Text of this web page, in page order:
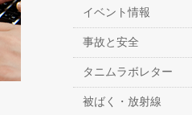
イベント情報
事故と安全
タニムラボレター
被ばく・放射線